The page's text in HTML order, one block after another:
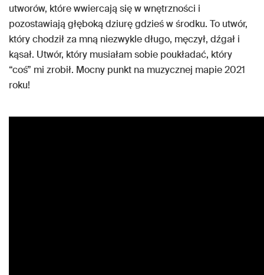
utworów, które wwiercają się w wnętrzności i
pozostawiają głęboką dziurę gdzieś w środku. To utwór,
który chodził za mną niezwykle długo, męczył, dźgał i
kąsał. Utwór, który musiałam sobie poukładać, który
“coś” mi zrobił. Mocny punkt na muzycznej mapie 2021
roku!